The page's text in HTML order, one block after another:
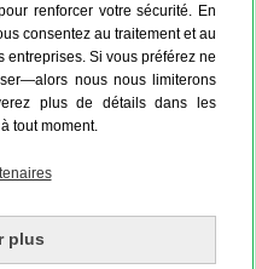
renforcer votre sécurité. En
consentez au traitement et au
entreprises. Si vous préférez ne
nous nous limiterons
plus de détails dans les
tout moment.
plus
CADRES